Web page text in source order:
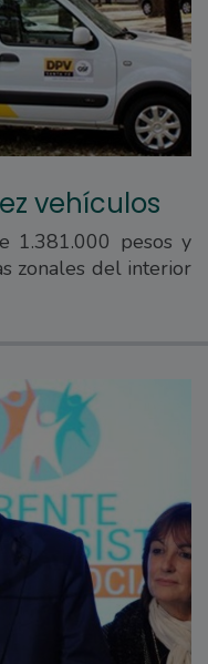
vehículos
1.381.000 pesos y
zonales del interior